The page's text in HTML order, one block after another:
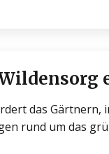
das
rund um das